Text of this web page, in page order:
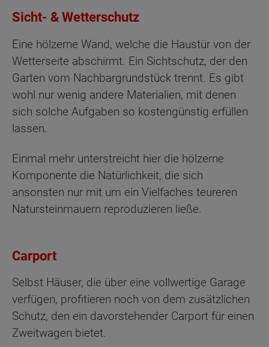
Sicht- & Wetterschutz
Eine hölzerne Wand, welche die Haustür von der
Wetterseite abschirmt. Ein Sichtschutz, der den
Garten vom Nachbargrundstück trennt. Es gibt
wohl nur wenig andere Materialien, mit denen
sich solche Aufgaben so kostengünstig erfüllen
lassen.
Einmal mehr unterstreicht hier die hölzerne
Komponente die Natürlichkeit, die sich
ansonsten nur mit um ein Vielfaches teureren
Natursteinmauern reproduzieren ließe.
Carport
Selbst Häuser, die über eine vollwertige Garage
verfügen, profitieren noch von dem zusätzlichen
Schutz, den ein davorstehender Carport für einen
Zweitwagen bietet.